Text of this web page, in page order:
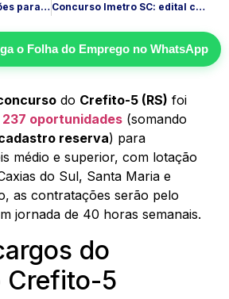
Fiocruz abre inscrições para estágio obrigatório 2026: 22 vagas Concurso Imetro SC: edital com 35 vagas pode sair até abril
o Folha do Empregono WhatsApp
do Crefito-5 (RS) foi
237 oportunidades (somando
reserva) para
médio e superior, com lotação
do Sul, Santa Maria e
as contratações serão pelo
jornada de 40 horas semanais.
do
Crefito-5